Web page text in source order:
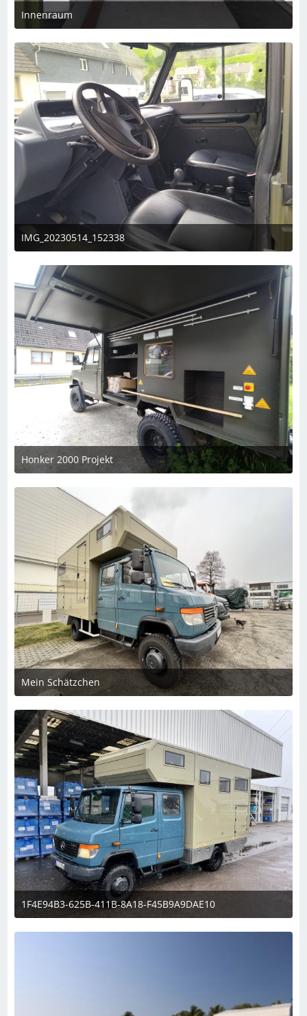
Innenraum
14. Mai 2023 um 19:56
IMG_20230514_152338
14. Mai 2023 um 18:48
Honker 2000 Projekt
14. Mai 2023 um 18:30
Mein Schätzchen
14. Februar 2023 um 20:06
1F4E94B3-625B-411B-8A18-F45B9A9DAE10
14. Februar 2023 um 20:06
2